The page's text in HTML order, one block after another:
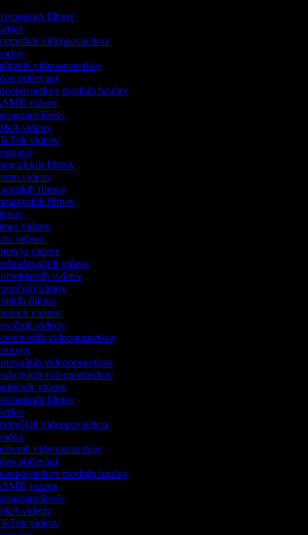
filmov
videoposnetkov
videoposnetkov
pričevanj
modnih haulov
videov
Reels
videov
videov
filmov
videov
filmov
filmov
videov
videov
videov
videov
videov
filmov
filmov
videov
videov
videoposnetkov
videoposnetkov
videoposnetkov
videov
filmov
videoposnetkov
videoposnetkov
pričevanj
modnih haulov
videov
Reels
videov
videov